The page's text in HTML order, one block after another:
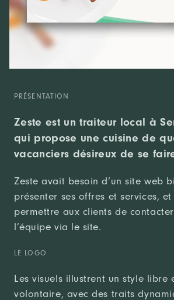
PRÉSENTATION
Zeste est un traiteur local à
qui propose une cuisine de
vacanciers désireux de se
Zeste avait besoin d’un site web
présenter ses offres et services,
permettre aux clients de
l’équipe via le site.
LE LOGO
Les visuels illustrent un style libre
volontaire, avec des traits